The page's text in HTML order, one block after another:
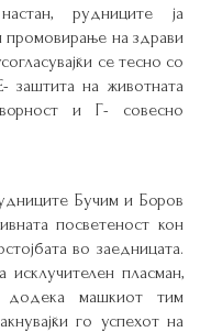
рудниците ја
промовирање на здрави
се тесно со
заштита на животната
и Г- совесно
Бучим и Боров
посветеност кон
во заедницата.
пласман,
додека машкиот тим
го успехот на